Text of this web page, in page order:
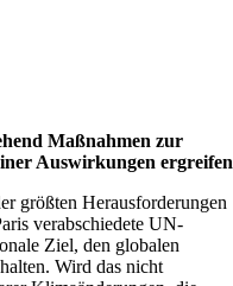
Maß­nah­men zur
Aus­wir­kun­gen ergrei­fen
größten Herausforderungen
verabschiedete UN-
Ziel, den globalen
Wird das nicht